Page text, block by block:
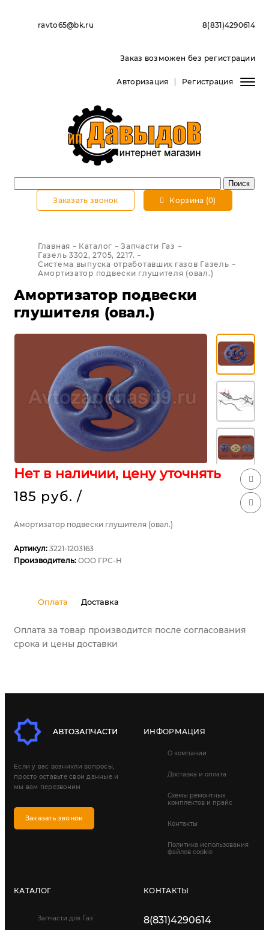
ravto65@bk.ru 8(831)4290614
Заказ возможен без регистрации
Авторизация Регистрация
Заказать звонок Корзина (0)
Главная Каталог
Запчасти Газ
Газель 3302, 2705, 2217.
Система выпуска отработавших газов Газель
Амортизатор подвески глушителя (овал.)
Амортизатор подвески
глушителя (овал.)
Нет в наличии, цену уточнять
185 руб. /
Амортизатор подвески глушителя (овал.)
Артикул: 3221-1203163
Производитель: ООО ГРС-Н
Оплата Доставка
Оплата за товар производится после согласования
срока и цены доставки
Если у вас возникли вопросы,
просто оставьте свои данные и
мы вам перезвоним
Заказать звонок
ИНФОРМАЦИЯ
О компании
Доставка и оплата
Схемы ремонтных
комплектов и прайс
Контакты
Политика использования
файлов cookie
КАТАЛОГ
Запчасти для Газ
КОНТАКТЫ
8(831)4290614